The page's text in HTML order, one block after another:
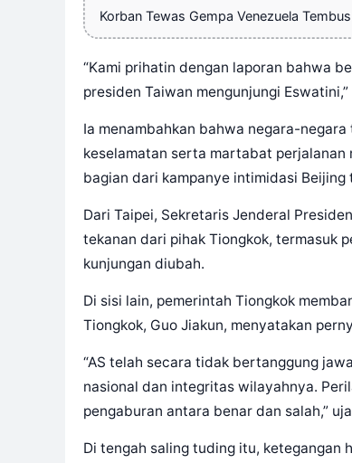
Korban Tewas Gempa Venezuela
“Kami prihatin dengan laporan bahwa
presiden Taiwan mengunjungi
Ia menambahkan bahwa negara-
keselamatan serta martabat
bagian dari kampanye intimidasi
Dari Taipei, Sekretaris Jenderal
tekanan dari pihak Tiongkok, termasuk
kunjungan diubah.
Di sisi lain, pemerintah Tiongkok
Tiongkok, Guo Jiakun, menyatakan
“AS telah secara tidak bertanggung
nasional dan integritas wilayahnya.
pengaburan antara benar dan salah,”
Di tengah saling tuding itu, ketegangan